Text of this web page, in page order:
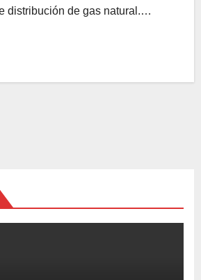
distribución de gas natural.…